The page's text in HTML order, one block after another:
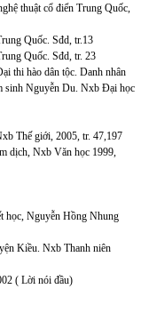
thuật cổ điển Trung Quốc,
Quốc. Sđd, tr.13
Quốc. Sđd, tr. 23
thi hào dân tộc. Danh nhân
sinh Nguyễn Du. Nxb Đại học
Thế giới, 2005, tr. 47,197
dịch, Nxb Văn học 1999,
học, Nguyễn Hồng Nhung
Kiều. Nxb Thanh niên
( Lời nói đầu)